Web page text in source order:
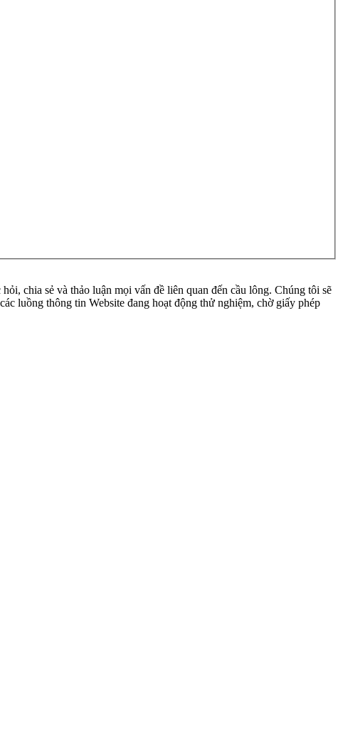
chia sẻ và thảo luận mọi vấn đề liên quan đến cầu lông. Chúng tôi sẽ
luồng thông tin Website đang hoạt động thử nghiệm, chờ giấy phép